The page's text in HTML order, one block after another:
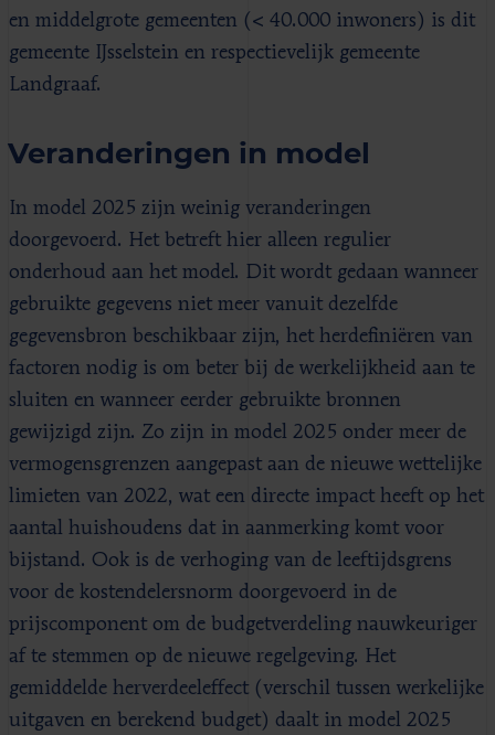
en middelgrote gemeenten (< 40.000 inwoners) is dit
gemeente IJsselstein en respectievelijk gemeente
Landgraaf.
Veranderingen in model
In model 2025 zijn weinig veranderingen
doorgevoerd. Het betreft hier alleen regulier
onderhoud aan het model. Dit wordt gedaan wanneer
gebruikte gegevens niet meer vanuit dezelfde
gegevensbron beschikbaar zijn, het herdefiniëren van
factoren nodig is om beter bij de werkelijkheid aan te
sluiten en wanneer eerder gebruikte bronnen
gewijzigd zijn. Zo zijn in model 2025 onder meer de
vermogensgrenzen aangepast aan de nieuwe wettelijke
limieten van 2022, wat een directe impact heeft op het
aantal huishoudens dat in aanmerking komt voor
bijstand. Ook is de verhoging van de leeftijdsgrens
voor de kostendelersnorm doorgevoerd in de
prijscomponent om de budgetverdeling nauwkeuriger
af te stemmen op de nieuwe regelgeving. Het
gemiddelde herverdeeleffect (verschil tussen werkelijke
uitgaven en berekend budget) daalt in model 2025